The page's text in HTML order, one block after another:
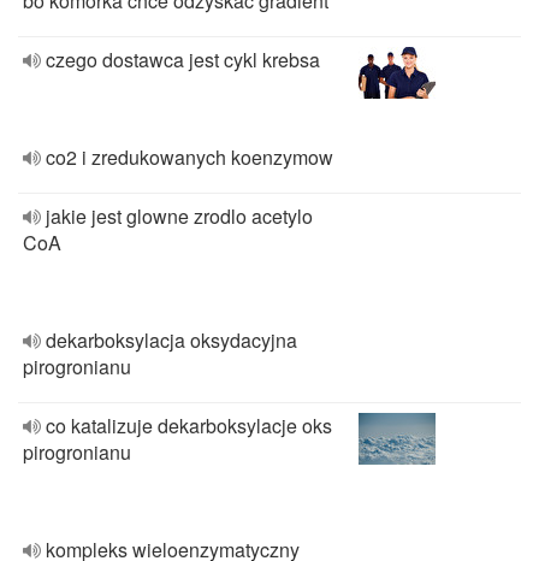
czego dostawca jest cykl krebsa
co2 i zredukowanych koenzymow
jakie jest glowne zrodlo acetylo
CoA
dekarboksylacja oksydacyjna
pirogronianu
co katalizuje dekarboksylacje oks
pirogronianu
kompleks wieloenzymatyczny